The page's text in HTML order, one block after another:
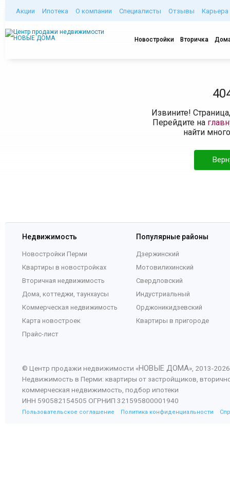
Акции Ипотека О компании Специалисты Отзывы Карьера
Новостройки Вторичка
Извините!
Перейдите на
найти
Недвижимость
Новостройки Перми
Квартиры в новостройках
Вторичная недвижимость
Дома, коттеджи, таунхаусы
Коммерческая недвижимость
Карта новостроек
Прайс-лист
Популярные районы
Дзержинский
Мотовилихинский
Свердловский
Индустриальный
Орджоникидзевский
Квартиры в пригороде
© Центр продажи недвижимости «НОВЫЕ ДОМА», 2013-2026
Недвижимость в Перми: квартиры от застройщиков,
коммерческая недвижимость, подбор ипотеки
ИНН 590582154505 ОГРНИП 321595800001940
Пользовательское соглашение Политика конфиденциальности